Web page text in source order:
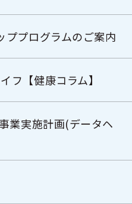
ププログラムのご案内
フ【健康コラム】
業実施計画(データヘ